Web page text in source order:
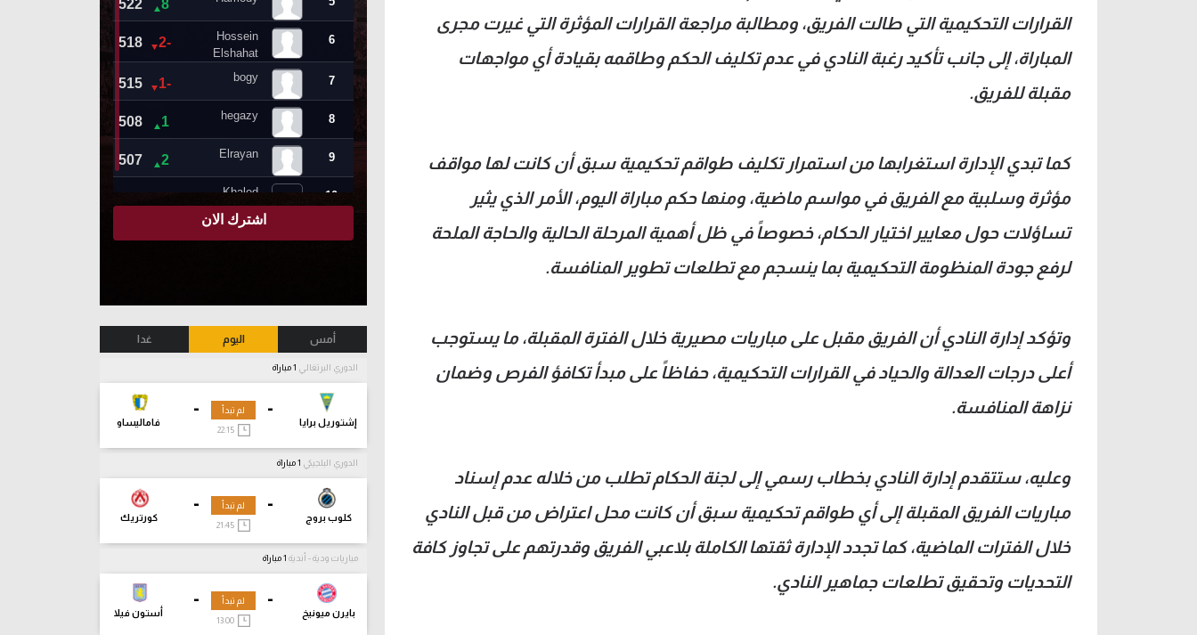
القرارات التحكيمية التي طالت الفريق، ومطالبة مراجعة القرارات المؤثرة التي غيرت مجرى
المباراة، إلى جانب تأكيد رغبة النادي في عدم تكليف الحكم وطاقمه بقيادة أي مواجهات
مقبلة للفريق.
كما تبدي الإدارة استغرابها من استمرار تكليف طواقم تحكيمية سبق أن كانت لها مواقف
مؤثرة وسلبية مع الفريق في مواسم ماضية، ومنها حكم مباراة اليوم، الأمر الذي يثير
تساؤلات حول معايير اختيار الحكام، خصوصاً في ظل أهمية المرحلة الحالية والحاجة الملحة
لرفع جودة المنظومة التحكيمية بما ينسجم مع تطلعات تطوير المنافسة.
وتؤكد إدارة النادي أن الفريق مقبل على مباريات مصيرية خلال الفترة المقبلة، ما يستوجب
أعلى درجات العدالة والحياد في القرارات التحكيمية، حفاظاً على مبدأ تكافؤ الفرص وضمان
نزاهة المنافسة.
وعليه، ستتقدم إدارة النادي بخطاب رسمي إلى لجنة الحكام تطلب من خلاله عدم إسناد
مباريات الفريق المقبلة إلى أي طواقم تحكيمية سبق أن كانت محل اعتراض من قبل النادي
خلال الفترات الماضية، كما تجدد الإدارة ثقتها الكاملة بلاعبي الفريق وقدرتهم على تجاوز كافة
التحديات وتحقيق تطلعات جماهير النادي.
أمس اليوم غدا
الدوري البرتغالي
-
إشتوريل برايا
-
فاماليساو
لم تبدأ
22:15
الدوري البلجيكي
-
كلوب بروج
-
كورتريك
لم تبدأ
مباريات ودية - أندية
-
بايرن ميونيخ
-
أستون فيلا
لم تبدأ